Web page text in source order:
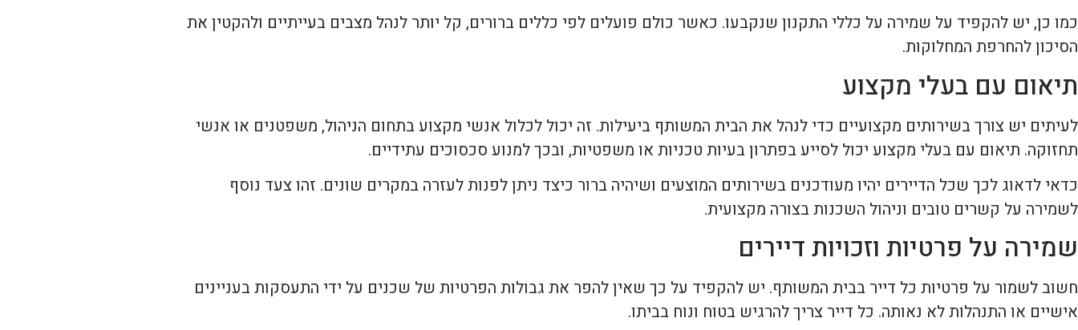
כמו כן, יש להקפיד על שמירה על כללי התקנון שנקבעו. כאשר כולם פועלים לפי כללים ברורים, קל יותר לנהל מצבים בעייתיים ולהקטין את
הסיכון להחרפת המחלוקות.
תיאום עם בעלי מקצוע
לעיתים יש צורך בשירותים מקצועיים כדי לנהל את הבית המשותף ביעילות. זה יכול לכלול אנשי מקצוע בתחום הניהול, משפטנים או אנשי
תחזוקה. תיאום עם בעלי מקצוע יכול לסייע בפתרון בעיות טכניות או משפטיות, ובכך למנוע סכסוכים עתידיים.
כדאי לדאוג לכך שכל הדיירים יהיו מעודכנים בשירותים המוצעים ושיהיה ברור כיצד ניתן לפנות לעזרה במקרים שונים. זהו צעד נוסף
לשמירה על קשרים טובים וניהול השכנות בצורה מקצועית.
שמירה על פרטיות וזכויות דיירים
חשוב לשמור על פרטיות כל דייר בבית המשותף. יש להקפיד על כך שאין להפר את גבולות הפרטיות של שכנים על ידי התעסקות בעניינים
אישיים או התנהלות לא נאותה. כל דייר צריך להרגיש בטוח ונוח בביתו.